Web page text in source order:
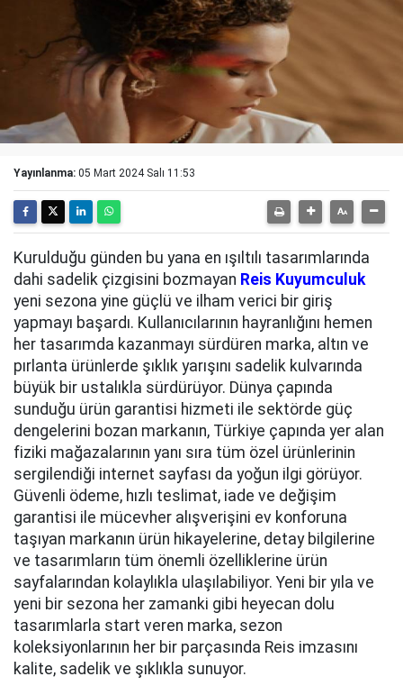
Yayınlanma: 05 Mart 2024 Salı 11:53
Kurulduğu günden bu yana en ışıltılı tasarımlarında
dahi sadelik çizgisini bozmayan Reis Kuyumculuk
yeni sezona yine güçlü ve ilham verici bir giriş
yapmayı başardı. Kullanıcılarının hayranlığını hemen
her tasarımda kazanmayı sürdüren marka, altın ve
pırlanta ürünlerde şıklık yarışını sadelik kulvarında
büyük bir ustalıkla sürdürüyor. Dünya çapında
sunduğu ürün garantisi hizmeti ile sektörde güç
dengelerini bozan markanın, Türkiye çapında yer alan
fiziki mağazalarının yanı sıra tüm özel ürünlerinin
sergilendiği internet sayfası da yoğun ilgi görüyor.
Güvenli ödeme, hızlı teslimat, iade ve değişim
garantisi ile mücevher alışverişini ev konforuna
taşıyan markanın ürün hikayelerine, detay bilgilerine
ve tasarımların tüm önemli özelliklerine ürün
sayfalarından kolaylıkla ulaşılabiliyor. Yeni bir yıla ve
yeni bir sezona her zamanki gibi heyecan dolu
tasarımlarla start veren marka, sezon
koleksiyonlarının her bir parçasında Reis imzasını
kalite, sadelik ve şıklıkla sunuyor.